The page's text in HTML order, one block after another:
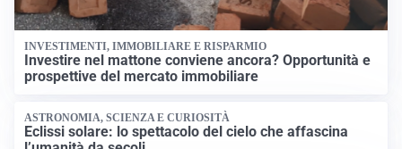
INVESTIMENTI, IMMOBILIARE E RISPARMIO
Investire nel mattone conviene ancora? Opportunità e
prospettive del mercato immobiliare
ASTRONOMIA, SCIENZA E CURIOSITÀ
Eclissi solare: lo spettacolo del cielo che affascina